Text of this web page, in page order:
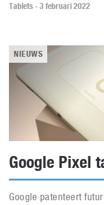
Tablets - 3 februari 2022
NIEUWS
Google Pixel
Google patenteert